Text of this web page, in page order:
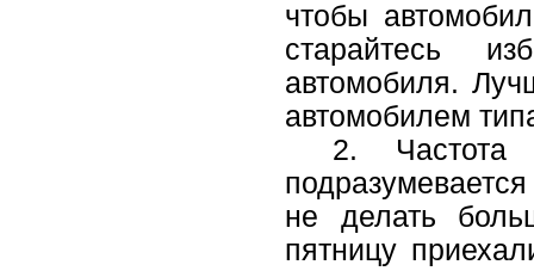
чтобы
старайтесь
автомобиля.
автомобилем
2. Частота
не делать
пятницу